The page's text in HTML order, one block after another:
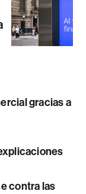
gracias a
contra las